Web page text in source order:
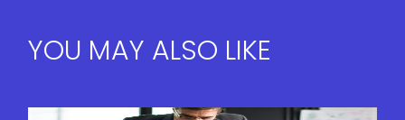
YOU MAY ALSO LIKE